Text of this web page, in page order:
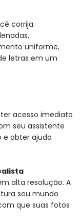
corrija
uniforme,
letras em um
acesso imediato
seu assistente
e obter ajuda
alta resolução. A
seu mundo
que suas fotos